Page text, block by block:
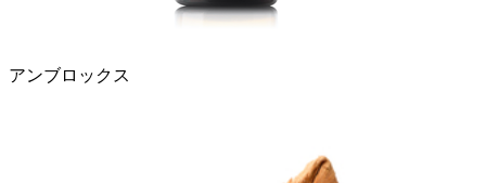
アンブロックス